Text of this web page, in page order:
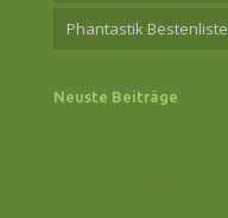
Phantastik Bestenliste
Neuste Beiträge